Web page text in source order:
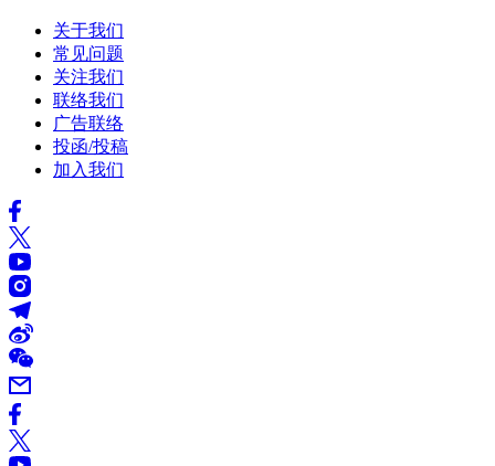
关于我们
常见问题
关注我们
联络我们
广告联络
投函/投稿
加入我们